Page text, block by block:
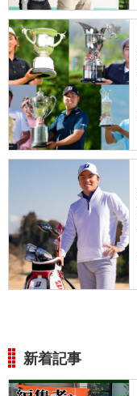
新着記事